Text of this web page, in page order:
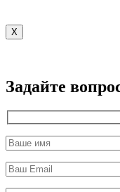
X
Задайте